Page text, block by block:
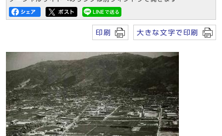
印刷 大きな文字で印刷